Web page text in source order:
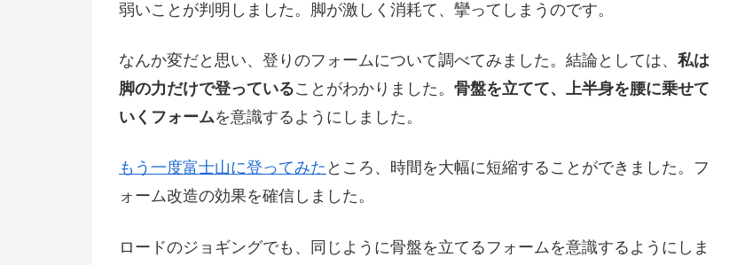
弱いことが判明しました。脚が激しく消耗て、攣ってしまうのです。
なんか変だと思い、登りのフォームについて調べてみました。結論としては、 私は
脚の力だけで登っていることがわかりました。 骨盤を立てて、上半身を腰に乗せて
いくフォームを意識するようにしました。
もう一度富士山に登ってみた ところ、時間を大幅に短縮することができました。フ
ォーム改造の効果を確信しました。
ロードのジョギングでも、同じように骨盤を立てるフォームを意識するようにしま